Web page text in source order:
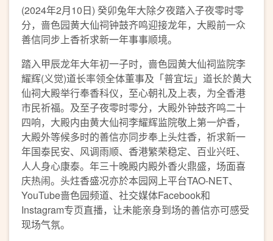
(2024年2月10日) 癸卯兔年大除夕夜踏入子夜零时零
分，啬色园黄大仙祠钟鼓齐鸣迎接龙年，大殿前一众
善信同步上香祈求新一年事事顺境。
踏入甲辰龙年大年初一子时，啬色园黄大仙祠监院李
耀辉(义觉)道长率领全体董事及「普宜坛」道长於黄大
仙祠大殿举行奉香科仪，至心朝礼及上表，为全香港
市民祈福。及至子夜零时零分，大殿外钟鼓齐鸣二十
四响，大殿内由黄大仙祠李耀辉监院敬上第一炉香，
大殿外等候多时的善信亦同步奉上头炷香，祈求新一
年国泰民安、风调雨顺、香港繁荣稳定、百业兴旺、
人人身心康泰。年三十晚殿内殿外香火鼎盛，场面喜
庆热闹。头炷香盛况亦於本园网上平台TAO-NET、
YouTube啬色园频道、社交媒体Facebook和
Instagram专页直播，让未能亲身到场的善信亦可感受
现场气氛。